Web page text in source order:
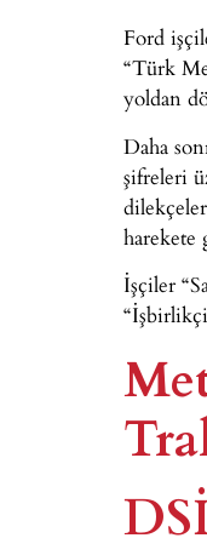
Ford
“Türk
yoldan
Daha
şifreleri
harekete
İşçiler